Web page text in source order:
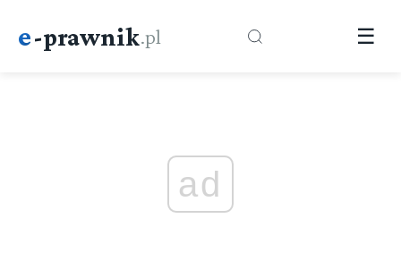
e-prawnik.pl ☰
ad